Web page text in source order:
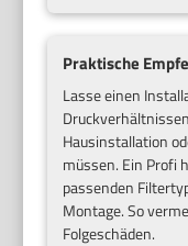
Praktische
Lasse einen
Hausinstallation
müssen. Ein Profi
passenden
Montage. So
Folgeschäden.